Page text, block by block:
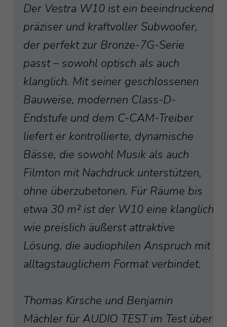
Der Vestra W10 ist ein beeindruckend
präziser und kraftvoller Subwoofer,
der perfekt zur Bronze-7G-Serie
passt – sowohl optisch als auch
klanglich. Mit seiner geschlossenen
Bauweise, modernen Class-D-
Endstufe und dem C-CAM-Treiber
liefert er kontrollierte, dynamische
Bässe, die sowohl Musik als auch
Filmton mit Nachdruck unterstützen,
ohne überzubetonen. Für Räume bis
etwa 30 m² ist der W10 eine klanglich
wie preislich äußerst attraktive
Lösung, die audiophilen Anspruch mit
alltagstauglichem Format verbindet.
Thomas Kirsche und Benjamin
Mächler für AUDIO TEST im Test über